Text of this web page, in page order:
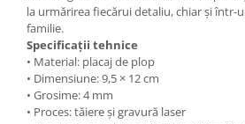
la urmărirea fiecărui detaliu, chiar și într-
familie.
Specificații tehnice
• Material: placaj de plop
• Dimensiune: 9,5 × 12 cm
• Grosime: 4 mm
• Proces: tăiere și gravură laser